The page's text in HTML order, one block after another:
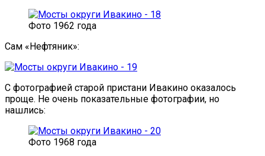
Фото 1962 года
Сам «Нефтяник»:
С фотографией старой пристани Ивакино оказалось
проще. Не очень показательные фотографии, но
нашлись:
Фото 1968 года